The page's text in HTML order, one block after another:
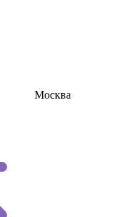
Москва